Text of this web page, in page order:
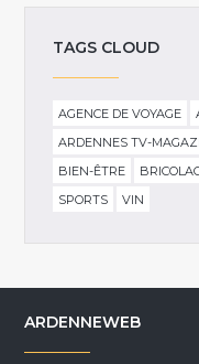
TAGS CLOUD
AGENCE DE VOYAGE
ARDENNES TV-
BIEN-ÊTRE
SPORTS
VIN
ARDENNEWEB